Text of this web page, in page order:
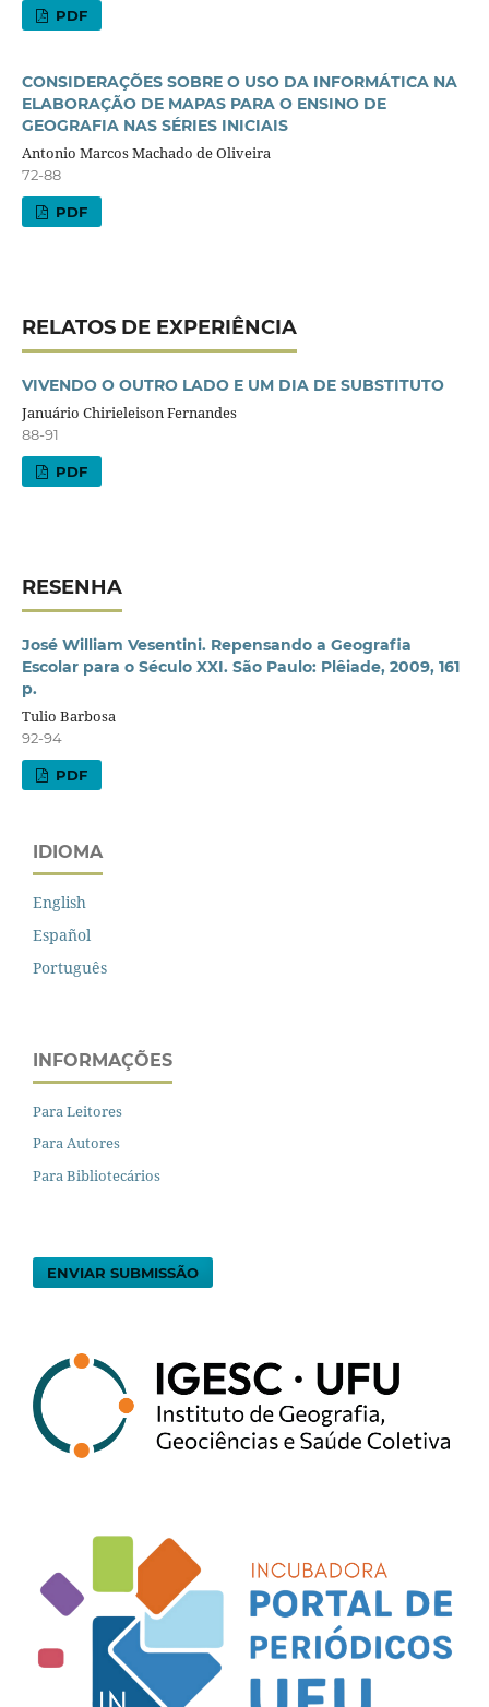
PDF
CONSIDERAÇÕES SOBRE O USO DA INFORMÁTICA NA
ELABORAÇÃO DE MAPAS PARA O ENSINO DE
GEOGRAFIA NAS SÉRIES INICIAIS
Antonio Marcos Machado de Oliveira
72-88
PDF
RELATOS DE EXPERIÊNCIA
VIVENDO O OUTRO LADO E UM DIA DE SUBSTITUTO
Januário Chirieleison Fernandes
88-91
PDF
RESENHA
José William Vesentini. Repensando a Geografia
Escolar para o Século XXI. São Paulo: Plêiade, 2009, 161
p.
Tulio Barbosa
92-94
PDF
IDIOMA
English
Español
Português
INFORMAÇÕES
Para Leitores
Para Autores
Para Bibliotecários
ENVIAR SUBMISSÃO